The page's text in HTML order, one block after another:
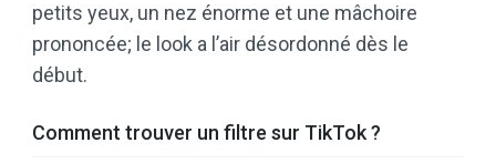
petits yeux, un nez énorme et une mâchoire
prononcée; le look a l’air désordonné dès le
début.
Comment trouver un filtre sur TikTok ?